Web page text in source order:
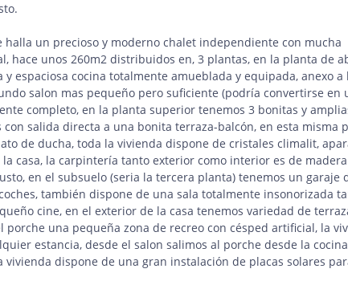
un precioso y moderno chalet independiente con mucha
hace unos 260m2 distribuidos en, 3 plantas, en la planta de
espaciosa cocina totalmente amueblada y equipada, anexo a
salon mas pequeño pero suficiente (podría convertirse en
completo, en la planta superior tenemos 3 bonitas y
salida directa a una bonita terraza-balcón, en esta misma
de ducha, toda la vivienda dispone de cristales climalit,
casa, la carpintería tanto exterior como interior es de madera
en el subsuelo (seria la tercera planta) tenemos un garaje
también dispone de una sala totalmente insonorizada
cine, en el exterior de la casa tenemos variedad de
una pequeña zona de recreo con césped artificial, la
estancia, desde el salon salimos al porche desde la
dispone de una gran instalación de placas solares